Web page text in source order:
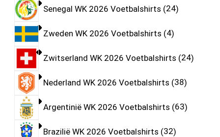
Senegal WK 2026 Voetbalshirts 24
Zweden WK 2026 Voetbalshirts 4
Zwitserland WK 2026 Voetbalshirts 24
Nederland WK 2026 Voetbalshirts 38
Argentinië WK 2026 Voetbalshirts 63
Brazilië WK 2026 Voetbalshirts 32